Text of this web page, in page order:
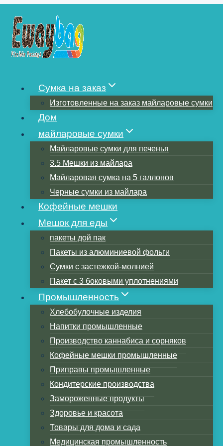
содержимому
Сумка на заказ
Изготовленные на заказ майларовые сумки
Дом
майларовые сумки
Майларовые сумки для печенья
3.5 Мешки из майлара
Майларовая сумка на 5 галлонов
Черные сумки из майлара
Кофейные мешки
Мешок для еды
пакеты дой пак
Пакеты из алюминиевой фольги
Сумки с застежкой-молнией
Пакет с 3 боковыми уплотнениями
Промышленность
Хлебобулочные изделия
Напитки промышленные
Производство каннабиса и сорняков
Кофейные мешки промышленные
Приправы промышленные
Кондитерские производства
Замороженные продукты
Здоровье и красота
Товары для дома и сада
Медицинская промышленность
ТОЛЩИНА
МАЙЛАРОВЫХ
МЕШКОВ?
Оглавление
Что такое майларовый мешок
Преимущества майларовой сумки
Единица измерения мил
Выбор толщины, толщина для разных
блюд
Как измерить толщину и размер
майларового мешка?
пищевыми продуктами
Прием печати, создание брендов
Заключение